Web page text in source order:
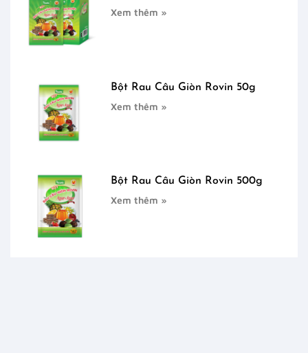
Xem thêm »
Bột Rau Câu Giòn Rovin 50g
Xem thêm »
Bột Rau Câu Giòn Rovin 500g
Xem thêm »